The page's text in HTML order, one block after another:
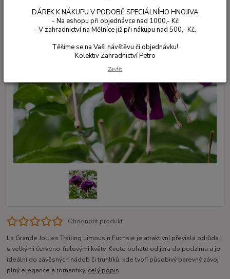
Ohodnotit produkt
La Grande Jollies Trailing Limousin Fuchsie je atraktivní převislá odrůda
s velkými červeno-fialovými květy. Kvete bohatě od jara do podzimu a je
ideální do závěsných nádob či truhlíků, kde tvoří působivý barevný závoj
plný elegance a romantiky. celý popis
DÁREK K NÁKUPU V PODOBĚ SPECIÁLNÍHO HNOJIVA
- Na eshopu při objednávce nad 1000,- Kč
- V zahradnictví na Mělníce již při nákupu nad 500,- Kč.
Těšíme se na Vaši návštěvu či objednávku!
Kolektiv Zahradnictví Petro
Zavřít